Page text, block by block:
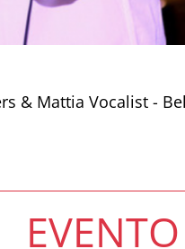
& Mattia Vocalist -